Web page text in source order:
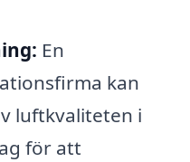
En
kan
luftkvaliteten i
för att